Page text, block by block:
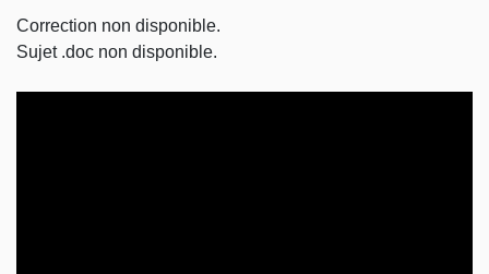
Correction non disponible.
Sujet .doc non disponible.